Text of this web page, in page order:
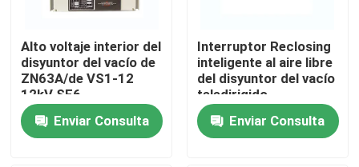
Éntrenos en contacto con
Pida una cita
Alto voltaje interior del
disyuntor del vacío de
ZN63A/de VS1-12
12kV SF6
Enviar Consulta
Interruptor Reclosing
inteligente al aire libre
del disyuntor del vacío
teledirigido
Enviar Consulta